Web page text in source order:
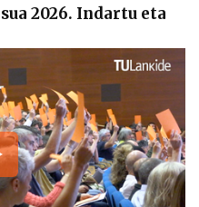
2026. Indartu eta